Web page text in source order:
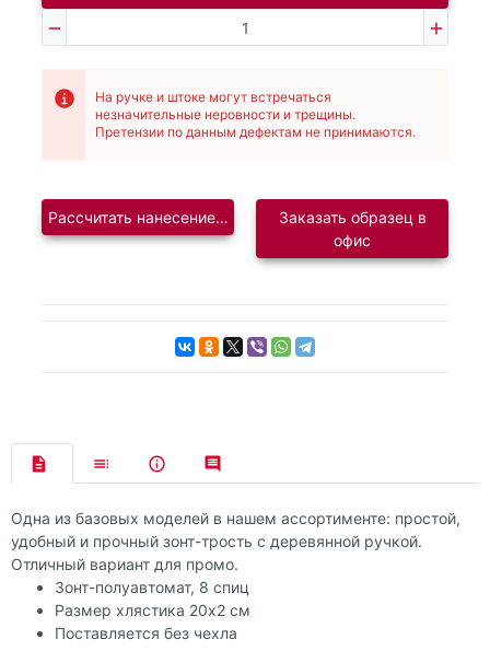
На ручке и штоке могут встречаться
незначительные неровности и трещины.
Претензии по данным дефектам не принимаются.
Рассчитать нанесение логотипаЗаказать образец в
офис
Одна из базовых моделей в нашем ассортименте: простой,
удобный и прочный зонт-трость с деревянной ручкой.
Отличный вариант для промо.
Зонт-полуавтомат, 8 спиц
Размер хлястика 20х2 см
Поставляется без чехла